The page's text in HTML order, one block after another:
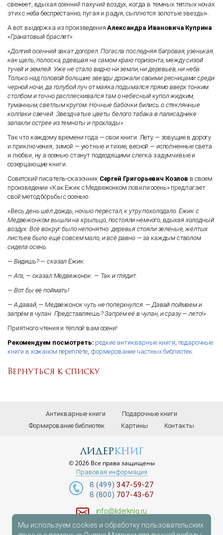
свежеет, вдыхая осенний пахучий воздух, когда в темных теплых ночах
этих с неба беспрестанно, пугая и радуя, сыплются золотые звезды».
А вот выдержка из произведенияАлександра Ивановича Куприна
«Гранатовый браслет»:
«Долгий осенний закат догорел. Погасла последняя багровая, узенькая,
как щель, полоска, рдевшая на самом краю горизонта, между сизой
тучей и землей. Уже не стало видно ни земли, ни деревьев, ни неба.
Только над головой большие звезды дрожали своими ресницами среди
черной ночи, да голубой луч от маяка подымался прямо вверх тонким
столбом и точно расплескивался там о небесный купол жидким,
туманным, светлым кругом. Ночные бабочки бились о стеклянные
колпаки свечей. Звездчатые цветы белого табака в палисаднике
запахли острее из темноты и прохлады».
Так что каждому времени года — свои книги. Лету — зовущие в дорогу
и приключения, зимой — уютные и тихие, весной — исполненные света
и любви, ну а осенью станут подходящими слегка задумчивые и
созерцающие книги.
Советский писатель-сказочникСергей Григорьевич Козлов в своем
произведении «Как Ежик с Медвежонком ловили осень» предлагает
свой метод борьбы с осенью:
«Весь день шёл дождь, ночью перестал, к утру похолодало. Ёжик с
Медвежонком вышли на крыльцо, постояли немного, вдыхая холодный
воздух. Всё вокруг было непонятно: деревья стояли зелёные, жёлтых
листьев было ещё совсем мало, и всё равно — за каждым стволом
сидела осень.
— Видишь? — сказал Ёжик.
— Ага, — сказал Медвежонок. — Так и глядит.
— Вот бы её поймать!
— А давай, — Медвежонок чуть не поперхнулся. — Давай поймаем и
запрём в чулан. Представляешь? Запрем её в чулан, и сразу — лето!»
Приятного чтения и тёплой вам осени!
Рекомендуем посмотреть: редкие антикварные книги, подарочные
книги в кожаном переплёте, формирование частных библиотек.
Вернуться к списку
Антикварные книги
Подарочные книги
Формирование библиотек
Картины Контакты
лидеркниг
© 2026 Все права защищены
Правовая информация
8 (499) 347-59-27
8 (800) 707-43-67
info@liderknig.ru
Доставка
Мы используем cookies и обработку пользовательских